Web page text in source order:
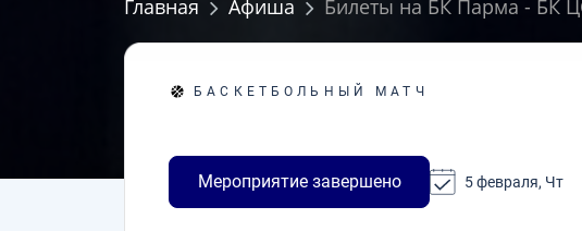
Главная Афиша Билеты на БК Парма - БК
БАСКЕТБОЛЬНЫЙ МАТЧ
Мероприятие завершено 5 февраля, Чт